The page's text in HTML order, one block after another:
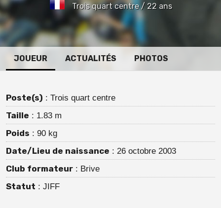
Trois quart centre / 22 ans
JOUEUR ACTUALITÉS PHOTOS
Poste(s) : Trois quart centre
Taille : 1.83 m
Poids : 90 kg
Date/Lieu de naissance : 26 octobre 2003
Club formateur : Brive
Statut : JIFF